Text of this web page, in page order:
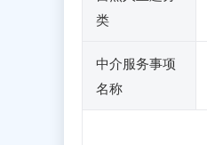
类
中介服务事项
名称